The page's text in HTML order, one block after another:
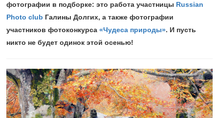
фотографии в подборке: это работа участницы Russian
Photo club Галины Долгих, а также фотографии
участников фотоконкурса «Чудеса природы». И пусть
никто не будет одинок этой осенью​!